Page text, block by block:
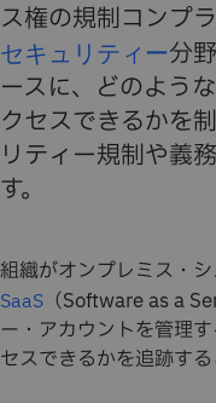
ス権の規制コンプ
セキュリティー分
ースに、どのよう
クセスできるかを
リティー規制や義
す。
組織がオンプレミス・シ
SaaS （Software as a
ー・アカウントを管理
セスできるかを追跡す